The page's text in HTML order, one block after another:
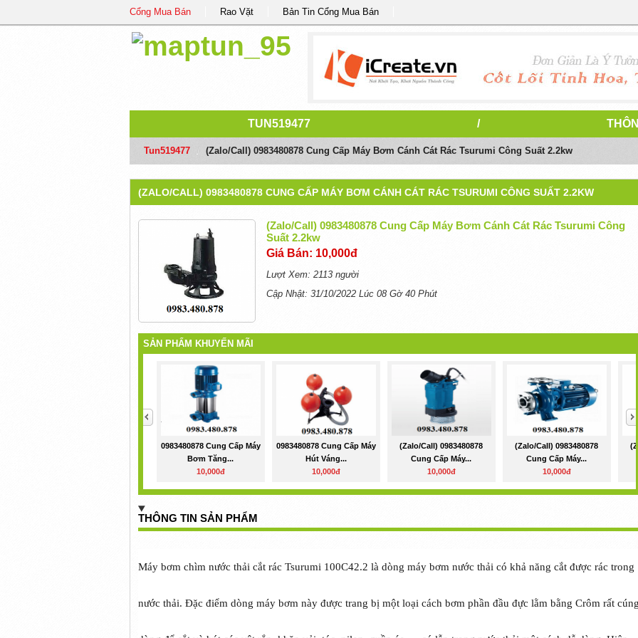
Cổng Mua Bán Rao Vặt Bản Tin Cổng Mua Bán
TUN519477 /
Tun519477 (Zalo/call) 0983480878 Cung Cấp Máy Bơm Cánh Cát Rác Tsurumi Công Suất 2.2kw
(ZALO/CALL) 0983480878 CUNG CẤP MÁY BƠM CÁNH CÁT RÁC TSURUMI CÔNG SUẤT 2.2KW
(Zalo/call) 0983480878 Cung Cấp Máy Bơm Cánh Cát Rác Tsurumi Công
Suất 2.2kw
Giá Bán: 10,000đ
Lượt Xem: 2113 người
Cập Nhật: 31/10/2022 Lúc 08 Gờ 40 Phút
SẢN PHẨM KHUYẾN MÃI
0983480878 Cung Cấp Máy
Bơm Tăng...
10,000đ
0983480878 Cung Cấp Máy
Hút Váng...
10,000đ
(Zalo/call) 0983480878
Cung Cấp Máy...
10,000đ
(Zalo/call) 0983480878
Cung Cấp Máy...
10,000đ
THÔNG TIN SẢN PHẨM
Máy bơm chìm nước thải cắt rác Tsurumi 100C42.2 là dòng máy bơm nước thải có khả năng cắt được rác trong
nước thải. Đặc điểm dòng máy bơm này được trang bị một loại cách bơm phần đầu đực lằm bằng Crôm rất